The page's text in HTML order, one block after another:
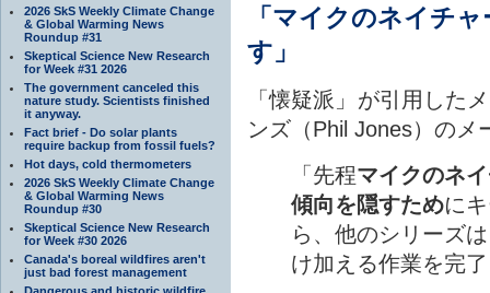
2026 SkS Weekly Climate Change
& Global Warming News
Roundup #31
Skeptical Science New Research
for Week #31 2026
The government canceled this
nature study. Scientists finished
it anyway.
Fact brief - Do solar plants
require backup from fossil fuels?
Hot days, cold thermometers
2026 SkS Weekly Climate Change
& Global Warming News
Roundup #30
Skeptical Science New Research
for Week #30 2026
Canada's boreal wildfires aren't
just bad forest management
「マイクのネイチ
す」
「懐疑派」が引用した
ンズ（Phil Jones）のメ
「先程マイクのネ
傾向を隠すために
ら、他のシリーズ
け加える作業を完